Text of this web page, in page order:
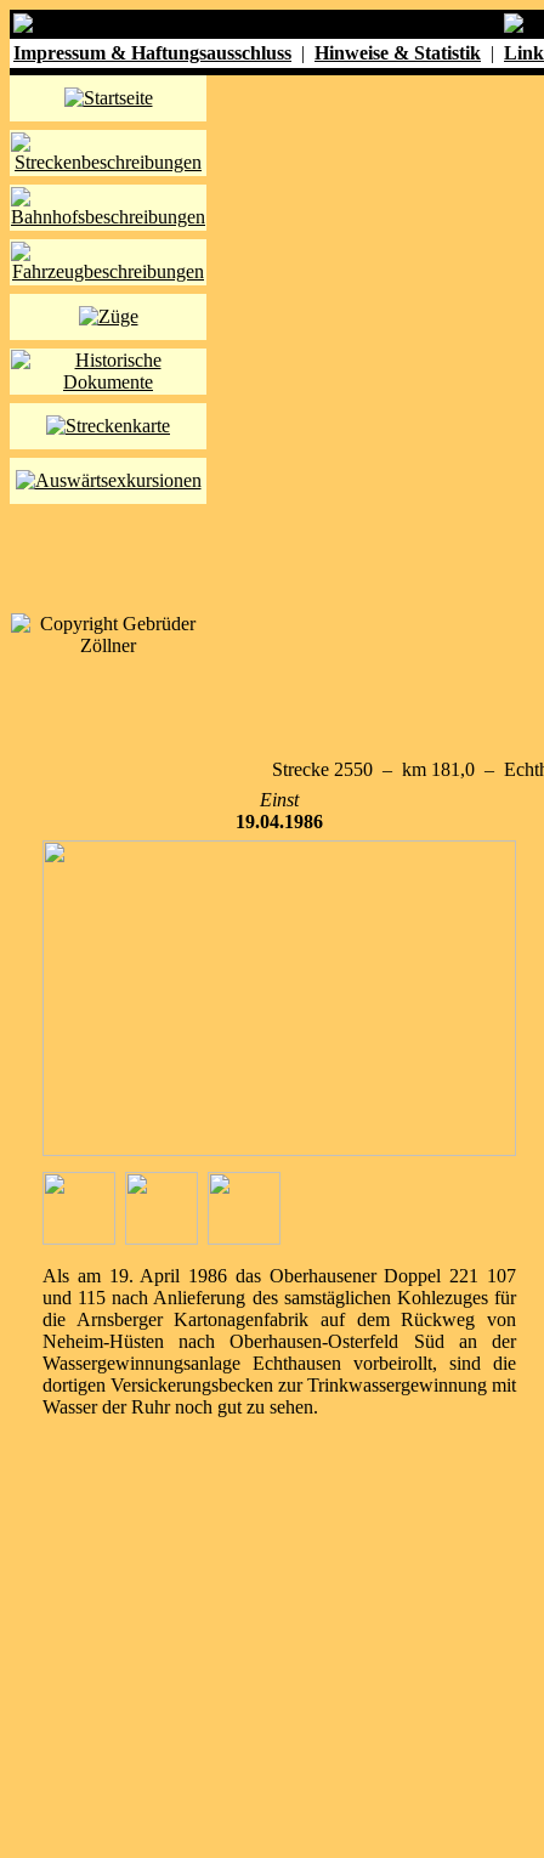
Impressum & Haftungsausschluss | Hinweise & Statistik |
Strecke 2550 – km 181,0 –
Einst
19.04.1986
Als am 19. April 1986 das Oberhausener Doppel 221 107
und 115 nach Anlieferung des samstäglichen Kohlezuges für
die Arnsberger Kartonagenfabrik auf dem Rückweg von
Neheim-Hüsten nach Oberhausen-Osterfeld Süd an der
Wassergewinnungsanlage Echthausen vorbeirollt, sind die
dortigen Versickerungsbecken zur Trinkwassergewinnung mit
Wasser der Ruhr noch gut zu sehen.